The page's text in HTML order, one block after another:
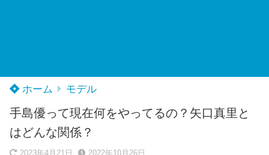
ホーム モデル
手島優って現在何をやってるの？矢口真里と
はどんな関係？
2023年4月21日 2022年10月26日